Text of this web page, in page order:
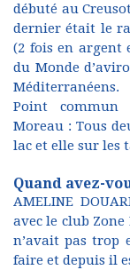
débuté au
dernier était le
(2 fois en argent
du Monde
Méditerranéens.
Point commun
Moreau : Tous
lac et elle sur les
Quand avez-
AMELINE
avec le club
n’avait pas trop
faire et depuis il